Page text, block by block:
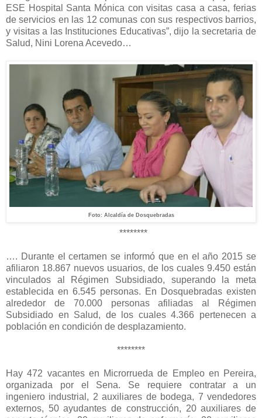
ESE Hospital Santa Mónica con visitas casa a casa, ferias
de servicios en las 12 comunas con sus respectivos barrios,
y visitas a las Instituciones Educativas”, dijo la secretaria de
Salud, Nini Lorena Acevedo…
Foto: Alcaldía de Dosquebradas
********
…. Durante el certamen se informó que en el año 2015 se
afiliaron 18.867 nuevos usuarios, de los cuales 9.450 están
vinculados al Régimen Subsidiado, superando la meta
establecida en 6.545 personas. En Dosquebradas existen
alrededor de 70.000 personas afiliadas al Régimen
Subsidiado en Salud, de los cuales 4.366 pertenecen a
población en condición de desplazamiento.
********
Hay 472 vacantes en Microrrueda de Empleo en Pereira,
organizada por el Sena. Se requiere contratar a un
ingeniero industrial, 2 auxiliares de bodega, 7 vendedores
externos, 50 ayudantes de construcción, 20 auxiliares de